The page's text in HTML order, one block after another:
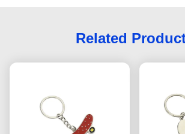
Related